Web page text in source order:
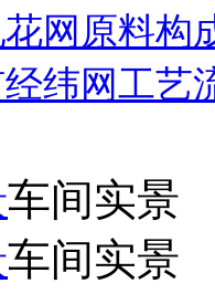
网原料构
纬网工艺
车间实景
车间实景